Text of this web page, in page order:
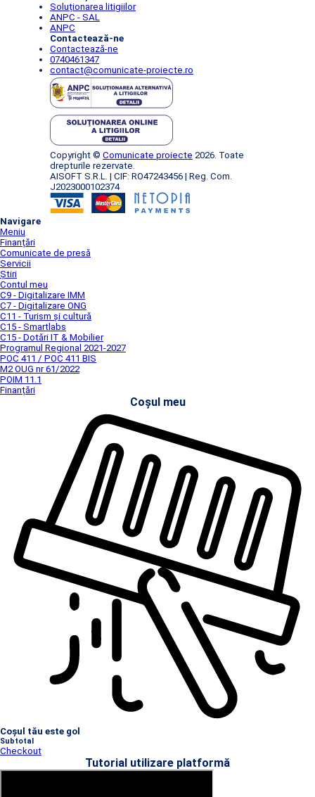
Soluționarea litigiilor
ANPC - SAL
ANPC
Contactează-ne
Contactează-ne
0740461347
contact@comunicate-proiecte.ro
Copyright © Comunicate proiecte 2026. Toate
drepturile rezervate.
AISOFT S.R.L. | CIF: RO47243456 | Reg. Com.
J2023000102374
Navigare
Meniu
Finanțări
Comunicate de presă
Servicii
Știri
Contul meu
C9 - Digitalizare IMM
C7 - Digitalizare ONG
C11 - Turism și cultură
C15 - Smartlabs
C15 - Dotări IT & Mobilier
Programul Regional 2021-2027
POC 411 / POC 411 BIS
M2 OUG nr 61/2022
POIM 11.1
Finanțări
Coșul meu
Coșul tău este gol
Subtotal
Checkout
Tutorial utilizare platformă